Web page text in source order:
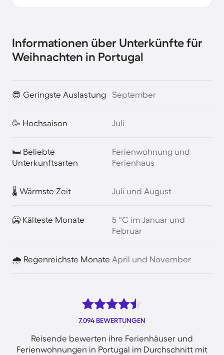
Informationen über Unterkünfte für
Weihnachten in Portugal
😎 Geringste Auslastung September
🥳 Hochsaison Juli
🛏️ Beliebte
Unterkunftsarten
Ferienwohnung und
Ferienhaus
🌡️ Wärmste Zeit Juli und August
🥶 Kälteste Monate
5 °C im Januar und
Februar
🌧️ Regenreichste Monate April und November
7.094 BEWERTUNGEN
Reisende bewerten ihre Ferienhäuser und
Ferienwohnungen in Portugal im Durchschnitt mit